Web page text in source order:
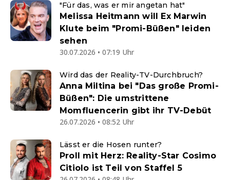
"Für das, was er mir angetan hat"
Melissa Heitmann will Ex Marwin
Klute beim "Promi-Büßen" leiden
sehen
30.07.2026 • 07:19 Uhr
Wird das der Reality-TV-Durchbruch?
Anna Miltina bei "Das große Promi-
Büßen": Die umstrittene
Momfluencerin gibt ihr TV-Debüt
26.07.2026 • 08:52 Uhr
Lässt er die Hosen runter?
Proll mit Herz: Reality-Star Cosimo
Citiolo ist Teil von Staffel 5